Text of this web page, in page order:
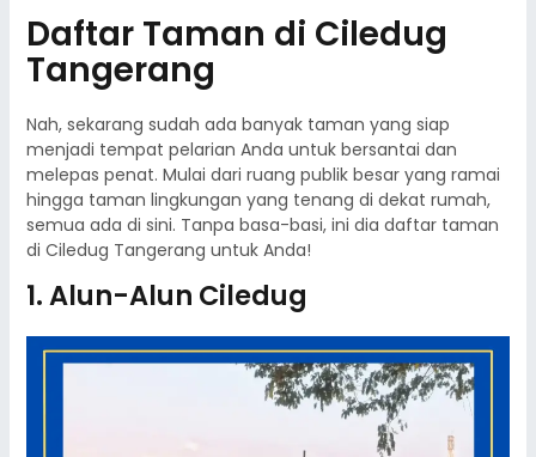
Daftar Taman di Ciledug
Tangerang
Nah, sekarang sudah ada banyak taman yang siap
menjadi tempat pelarian Anda untuk bersantai dan
melepas penat. Mulai dari ruang publik besar yang ramai
hingga taman lingkungan yang tenang di dekat rumah,
semua ada di sini. Tanpa basa-basi, ini dia daftar taman
di Ciledug Tangerang untuk Anda!
1. Alun-Alun Ciledug